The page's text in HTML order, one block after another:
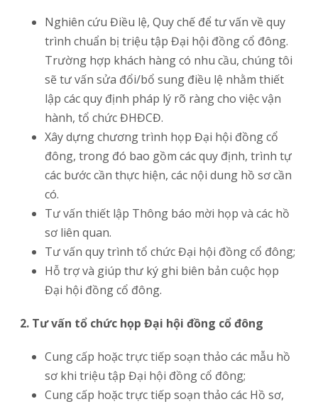
Nghiên cứu Điều lệ, Quy chế để tư vấn về quy
trình chuẩn bị triệu tập Đại hội đồng cổ đông.
Trường hợp khách hàng có nhu cầu, chúng tôi
sẽ tư vấn sửa đổi/bổ sung điều lệ nhằm thiết
lập các quy định pháp lý rõ ràng cho việc vận
hành, tổ chức ĐHĐCĐ.
Xây dựng chương trình họp Đại hội đồng cổ
đông, trong đó bao gồm các quy định, trình tự
các bước cần thực hiện, các nội dung hồ sơ cần
có.
Tư vấn thiết lập Thông báo mời họp và các hồ
sơ liên quan.
Tư vấn quy trình tổ chức Đại hội đồng cổ đông;
Hỗ trợ và giúp thư ký ghi biên bản cuộc họp
Đại hội đồng cổ đông.
2. Tư vấn tổ chức họp Đại hội đồng cổ đông
Cung cấp hoặc trực tiếp soạn thảo các mẫu hồ
sơ khi triệu tập Đại hội đồng cổ đông;
Cung cấp hoặc trực tiếp soạn thảo các Hồ sơ,